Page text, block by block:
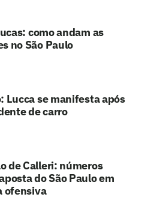
como andam as
no São Paulo
Lucca se manifesta após
de carro
de Calleri: números
do São Paulo em
ofensiva